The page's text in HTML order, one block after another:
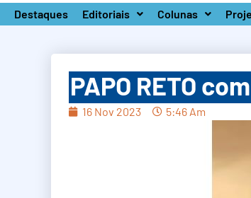
Destaques Editoriais Colunas
PAPO RETO
16 Nov 2023 5:46 Am